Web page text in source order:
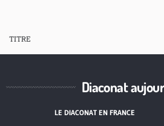
TITRE
Diaconat
LE DIACONAT EN FRANCE